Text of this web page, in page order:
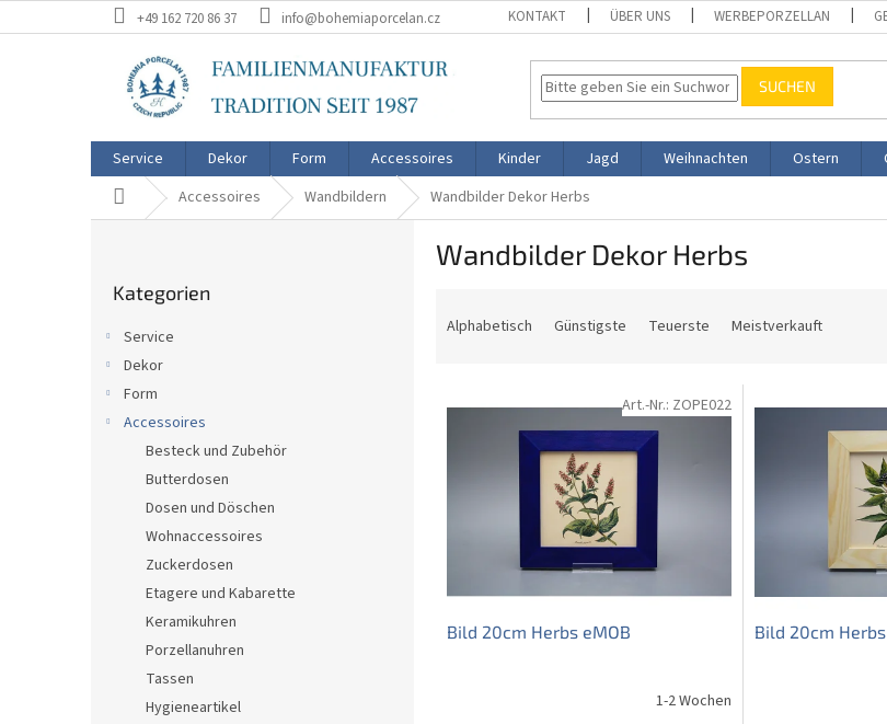
Inhalt
+49 162 720 86 37 info@bohemiaporcelan.cz KONTAKT ÜBER UNS WERBEPORZELLAN
SUCHEN
Service Dekor Form Accessoires Kinder Jagd Weihnachten Ostern
StartseiteAccessoires Wandbildern Wandbilder Dekor Herbs
überspringen
Kategorien
Service
Dekor
Form
Accessoires
Besteck und Zubehör
Butterdosen
Dosen und Döschen
Wohnaccessoires
Zuckerdosen
Etagere und Kabarette
Keramikuhren
Porzellanuhren
Tassen
Hygieneartikel
Wandbilder Dekor Herbs
Alphabetisch Günstigste Teuerste Meistverkauft
Bild 20cm Herbs eMOB
1-2 Wochen
Art.-Nr.: ZOPE022
Bild 20cm Herbs